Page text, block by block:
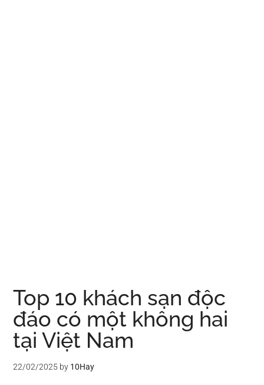
Top 10 khách sạn độc
đáo có một không hai
tại Việt Nam
22/02/2025 by 10Hay